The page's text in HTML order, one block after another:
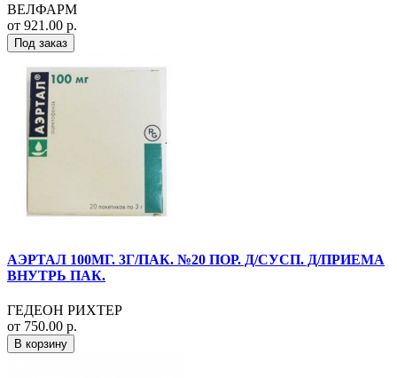
ВЕЛФАРМ
от 921.00 р.
Под заказ
АЭРТАЛ 100МГ. 3Г/ПАК. №20 ПОР. Д/СУСП. Д/ПРИЕМА
ВНУТРЬ ПАК.
ГЕДЕОН РИХТЕР
от 750.00 р.
В корзину